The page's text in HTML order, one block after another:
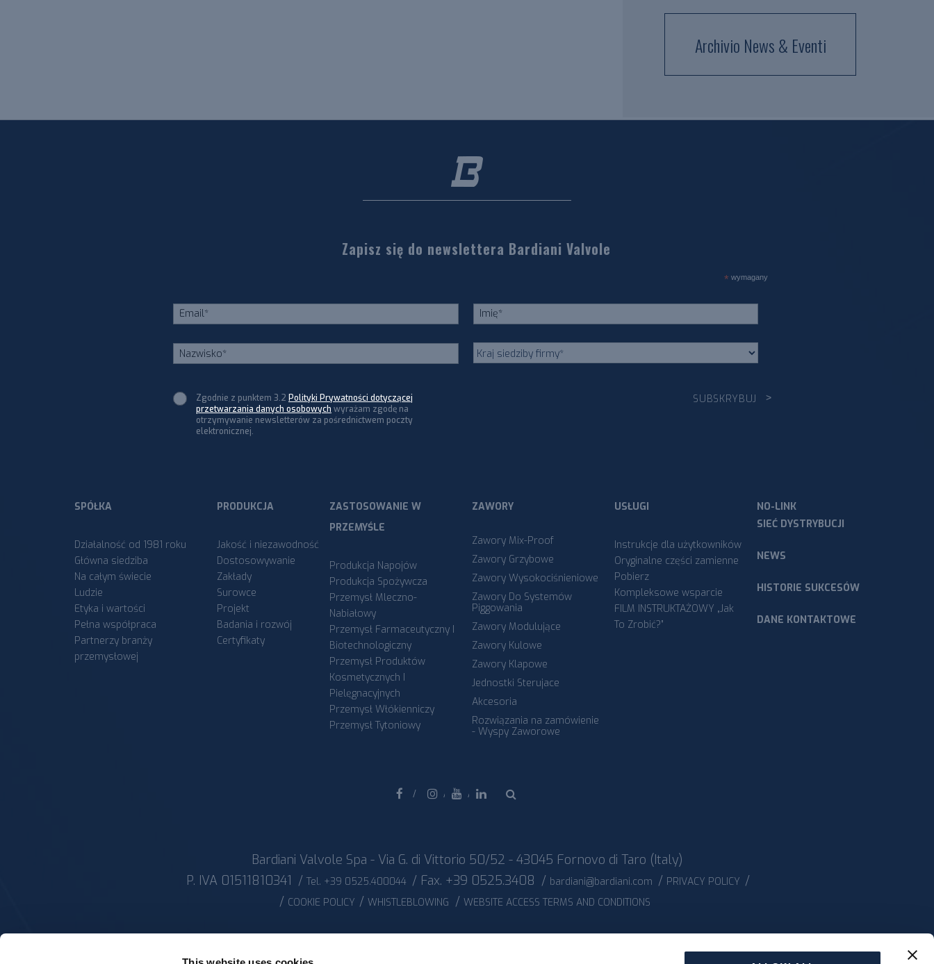
Archivio News & Eventi
Zapisz się do newslettera Bardiani Valvole
* wymagany
Zgodnie z punktem 3.2 Polityki Prywatności dotyczącej
przetwarzania danych osobowych wyrażam zgodę na
otrzymywanie newsletterów za pośrednictwem poczty
elektronicznej.
SPÓŁKA
Działalność od 1981 roku
Główna siedziba
Na całym świecie
Ludzie
Etyka i wartości
Pełna współpraca
Partnerzy branży
przemysłowej
PRODUKCJA
Jakość i niezawodność
Dostosowywanie
Zakłady
Surowce
Projekt
Badania i rozwój
Certyfikaty
ZASTOSOWANIE W
PRZEMYŚLE
Produkcja Napojów
Produkcja Spożywcza
Przemysł Mleczno-
Nabiałowy
Przemysł Farmaceutyczny I
Biotechnologiczny
Przemysł Produktów
Kosmetycznych I
Pielęgnacyjnych
Przemysł Włókienniczy
Przemysł Tytoniowy
ZAWORY
Zawory Mix-Proof
Zawory Grzybowe
Zawory Wysokociśnieniowe
Zawory Do Systemów
Piggowania
Zawory Modulujące
Zawory Kulowe
Zawory Klapowe
Jednostki Sterujace
Akcesoria
Rozwiązania na zamówienie
- Wyspy Zaworowe
USŁUGI
Instrukcje dla użytkowników
Oryginalne części zamienne
Pobierz
Kompleksowe wsparcie
FILM INSTRUKTAŻOWY „Jak
To Zrobić?”
NO-LINK
SIEĆ DYSTRYBUCJI
NEWS
HISTORIE SUKCESÓW
DANE KONTAKTOWE
Facebook
Bardiani Valvole Spa - Via G. di Vittorio 50/52 - 43045 Fornovo di Taro (Italy)
P. IVA 01511810341 / Tel. +39 0525.400044 / Fax. +39 0525.3408 / bardiani@bardiani.com / PRIVACY POLICY /
/ COOKIE POLICY / WHISTLEBLOWING / WEBSITE ACCESS TERMS AND CONDITIONS